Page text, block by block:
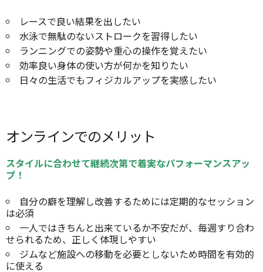
レースで良い結果を出したい
水泳で無駄のないストロークを習得したい
ランニングでの姿勢や重心の操作を覚えたい
効率良い身体の使い方が何かを知りたい
日々の生活でもフィジカルアップを実感したい
オンラインでのメリット
スタイルに合わせて継続次第で着実なパフォーマンスアッ
プ！
自分の癖を理解し改善するためには定期的なセッション
は必須
一人ではきちんと出来ているか不安だが、毎週すり合わ
せられるため、正しく体現しやすい
ジムなど施設への移動を必要としないため時間を有効的
に使える